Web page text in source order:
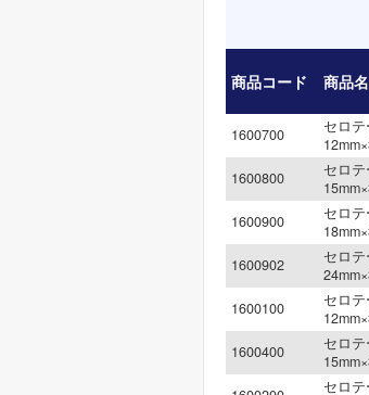
商品コード 商品
1600700
セロ
1600800
セロ
1600900
セロ
1600902
セロ
1600100
セロ
1600400
セロ
セロ